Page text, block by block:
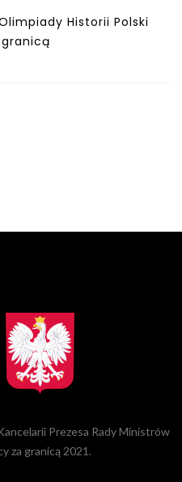
Historii Polski
Prezesa Rady Ministrów
za granicą 2021.